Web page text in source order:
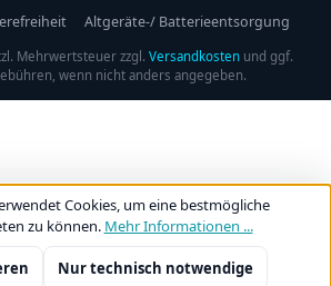
Altgeräte-/ Batterieentsorgung
Mehrwertsteuer zzgl. Versandkosten und ggf.
wenn nicht anders angegeben.
Cookies, um eine bestmögliche
zu können. Mehr Informationen ...
Nur technisch notwendige